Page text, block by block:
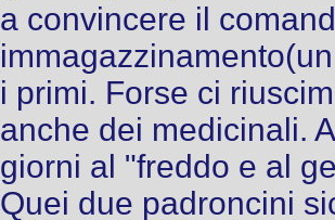
a convincere il
i primi. Forse ci
anche dei medicinali.
giorni al "freddo e al
Quei due padroncini